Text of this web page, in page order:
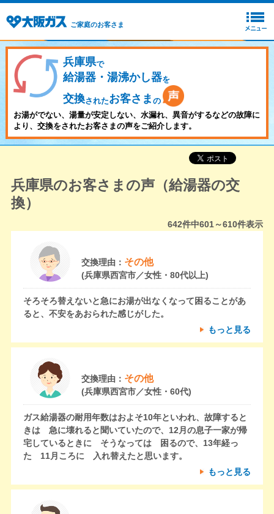
ご家庭のお客さま
兵庫県で
給湯器・湯沸かし器を
交換されたお客さま の
お湯がでない、湯量が安定しない、水漏れ、異音がするなどの故障に
より、交換をされたお客さまの声をご紹介します。
兵庫県のお客さまの声（給湯器の交
換）
642件中601～610件表示
交換理由： その他
(兵庫県西宮市／女性・80代以上)
そろそろ替えないと急にお湯が出なくなって困ることがあ
ると、不安をあおられた感じがした。
もっと見る
交換理由： その他
(兵庫県西宮市／女性・60代)
ガス給湯器の耐用年数はおよそ10年といわれ、故障すると
きは 急に壊れると聞いていたので、12月の息子一家が帰
宅しているときに そうなっては 困るので、13年経っ
た 11月ころに 入れ替えたと思います。
もっと見る